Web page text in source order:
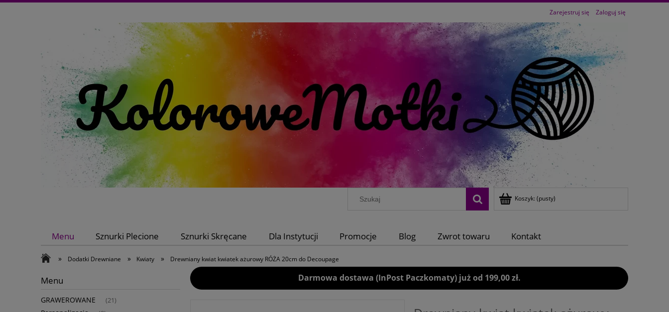
Zarejestruj się Zaloguj się
Koszyk: (pusty)
Menu Sznurki Plecione Sznurki Skręcane Dla Instytucji Promocje Blog Zwrot towaru Kontakt
» Dodatki Drewniane » Kwiaty » Drewniany kwiat kwiatek ażurowy RÓŻA 20cm do Decoupage
Menu
GRAWEROWANE (21)
Darmowa dostawa (InPost Paczkomaty) już od 199,00 zł.